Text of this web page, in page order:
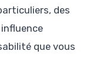
des
que vous